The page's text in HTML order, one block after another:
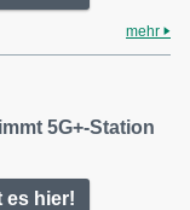
mehr
5G+-Station
es hier!